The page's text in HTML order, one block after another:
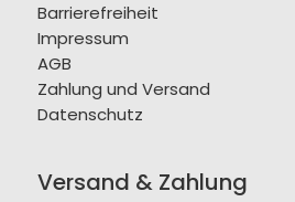
Barrierefreiheit
Impressum
AGB
Zahlung und Versand
Datenschutz
Versand & Zahlung